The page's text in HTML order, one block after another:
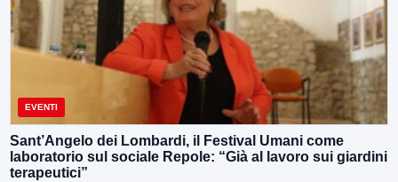
EVENTI
Sant’Angelo dei Lombardi, il Festival Umani come
laboratorio sul sociale Repole: “Già al lavoro sui giardini
terapeutici”